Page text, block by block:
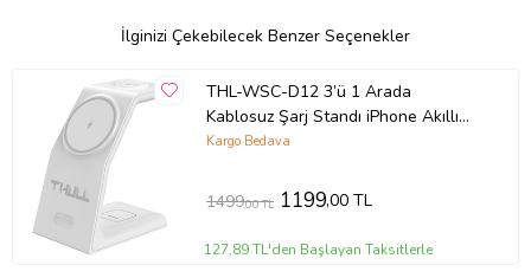
İlginizi Çekebilecek Benzer Seçenekler
THL-WSC-D12 3’ü 1 Arada
Kablosuz Şarj Standı iPhone Akıllı
Telefon Airpods ve Apple Watch
Kargo Bedava
1499,00 TL 1199,00 TL
127,89 TL'den Başlayan Taksitlerle